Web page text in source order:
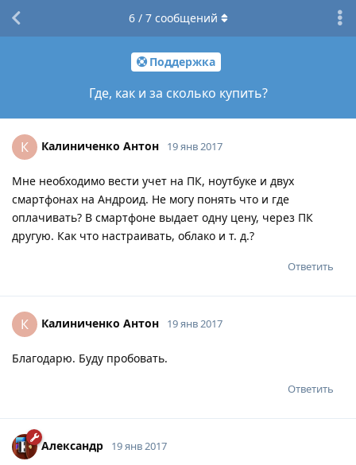
Поддержка
Где, как и за сколько купить?
6/ 7сообщений
К Калиниченко Антон 19 янв 2017
Мне необходимо вести учет на ПК, ноутбуке и двух
смартфонах на Андроид. Не могу понять что и где
оплачивать? В смартфоне выдает одну цену, через ПК
другую. Как что настраивать, облако и т. д.?
Ответить
К Калиниченко Антон 19 янв 2017
Благодарю. Буду пробовать.
Ответить
Александр 19 янв 2017